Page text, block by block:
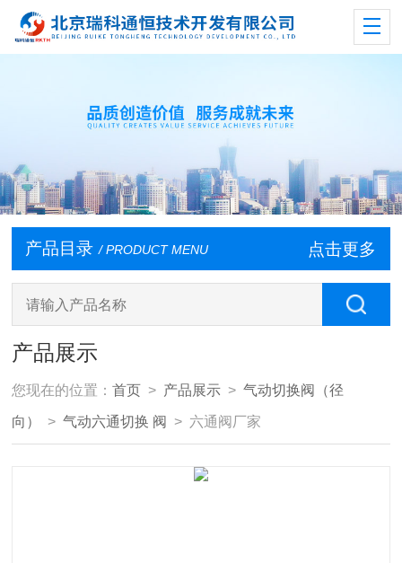
产品目录 / PRODUCT MENU 点击更多
产品展示
您现在的位置：首页 > 产品展示 >气动切换阀（径
向） >气动六通切换 阀 > 六通阀厂家